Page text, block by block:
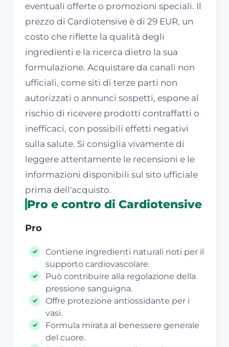
eventuali offerte o promozioni speciali. Il
prezzo di Cardiotensive è di 29 EUR, un
costo che riflette la qualità degli
ingredienti e la ricerca dietro la sua
formulazione. Acquistare da canali non
ufficiali, come siti di terze parti non
autorizzati o annunci sospetti, espone al
rischio di ricevere prodotti contraffatti o
inefficaci, con possibili effetti negativi
sulla salute. Si consiglia vivamente di
leggere attentamente le recensioni e le
informazioni disponibili sul sito ufficiale
prima dell'acquisto.
Pro e contro di Cardiotensive
Pro
Contiene ingredienti naturali noti per il
supporto cardiovascolare.
Può contribuire alla regolazione della
pressione sanguigna.
Offre protezione antiossidante per i
vasi.
Formula mirata al benessere generale
del cuore.